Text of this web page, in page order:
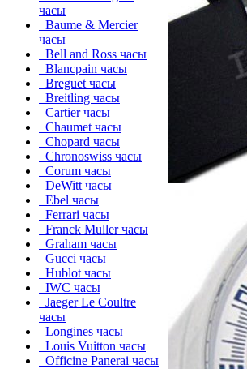
часы
Baume & Mercier
часы
Bell and Ross часы
Blancpain часы
Breguet часы
Breitling часы
Cartier часы
Chaumet часы
Chopard часы
Chronoswiss часы
Corum часы
DeWitt часы
Ebel часы
Ferrari часы
Franck Muller часы
Graham часы
Gucci часы
Hublot часы
IWC часы
Jaeger Le Coultre
часы
Longines часы
Louis Vuitton часы
Officine Panerai часы